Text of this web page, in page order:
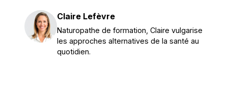
Claire Lefèvre
Naturopathe de formation, Claire vulgarise
les approches alternatives de la santé au
quotidien.